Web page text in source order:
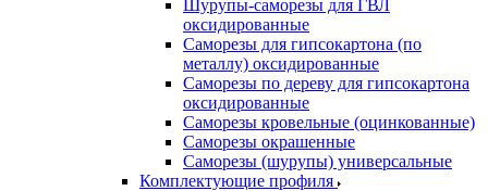
Шурупы-саморезы для ГВЛ
оксидированные
Саморезы для гипсокартона (по
металлу) оксидированные
Саморезы по дереву для гипсокартона
оксидированные
Саморезы кровельные (оцинкованные)
Саморезы окрашенные
Саморезы (шурупы) универсальные
Комплектующие профиля